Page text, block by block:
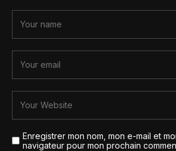
Enregistrer mon nom, mon e-mail et
navigateur pour mon prochain